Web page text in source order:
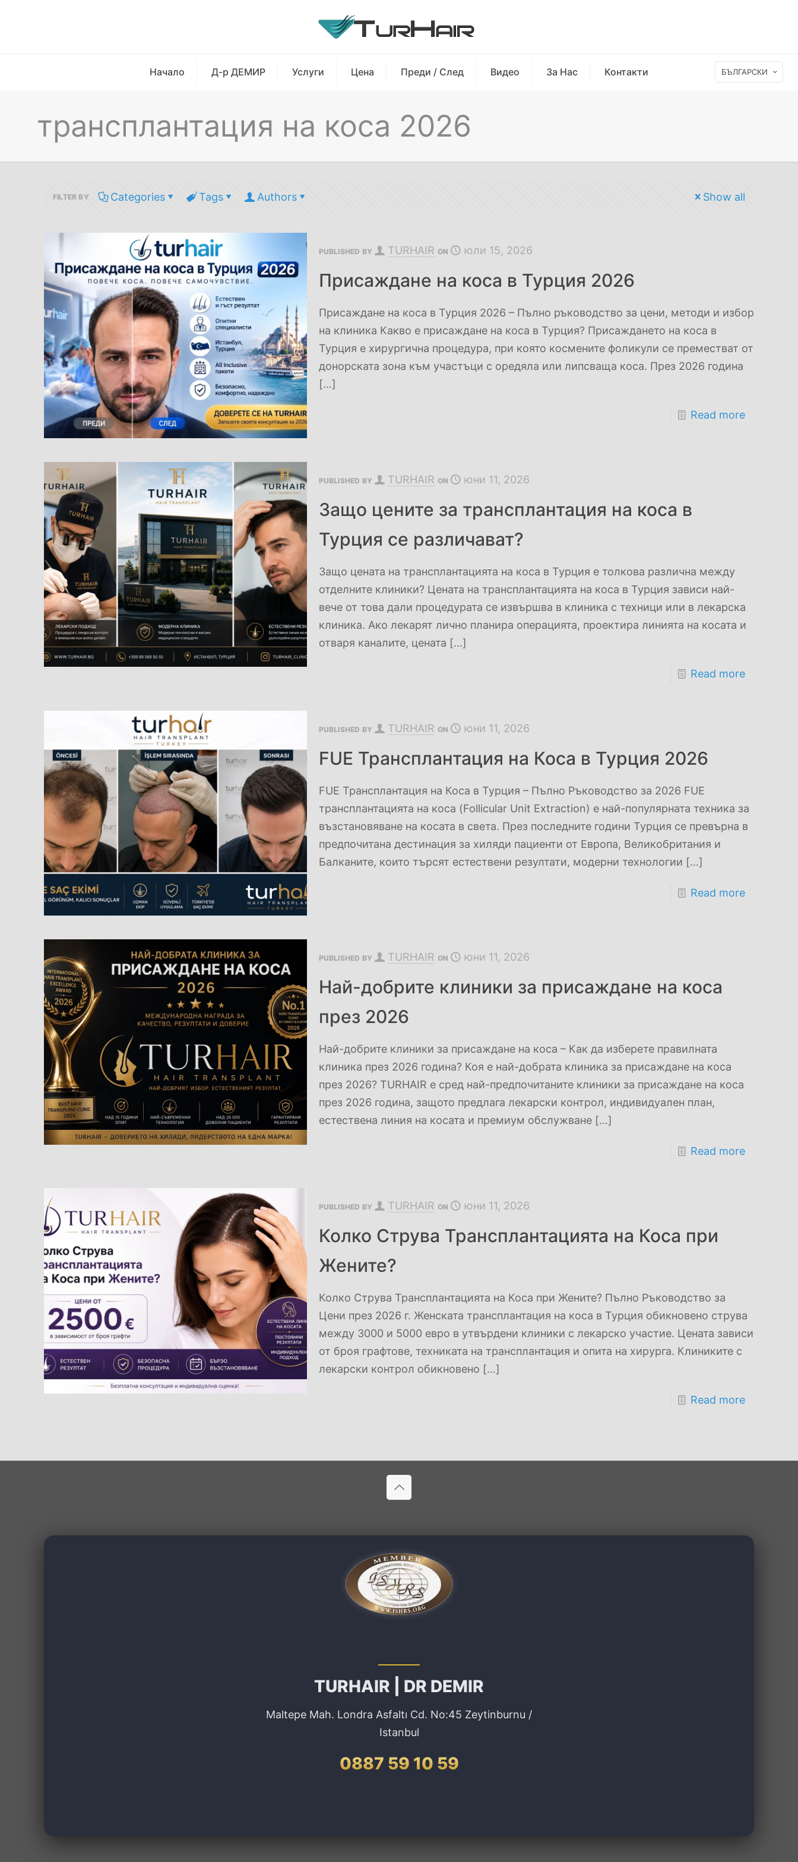
Начало Д-р ДЕМИР Услуги Цена Преди / След Видео За Нас Контакти БЪЛГАРСКИ
трансплантация на коса 2026
FILTER BY Categories Tags Authors Show all
PUBLISHED BY TURHAIR ON юли 15, 2026
Присаждане на коса в Турция 2026
Присаждане на коса в Турция 2026 – Пълно ръководство за цени, методи и избор
на клиника Какво е присаждане на коса в Турция? Присаждането на коса в
Турция е хирургична процедура, при която космените фоликули се преместват от
донорската зона към участъци с оредяла или липсваща коса. През 2026 година
[…]
Read more
PUBLISHED BY TURHAIR ON юни 11, 2026
Защо цените за трансплантация на коса в
Турция се различават?
Защо цената на трансплантацията на коса в Турция е толкова различна между
отделните клиники? Цената на трансплантацията на коса в Турция зависи най-
вече от това дали процедурата се извършва в клиника с техници или в лекарска
клиника. Ако лекарят лично планира операцията, проектира линията на косата и
отваря каналите, цената […]
Read more
PUBLISHED BY TURHAIR ON юни 11, 2026
FUE Трансплантация на Коса в Турция 2026
FUE Трансплантация на Коса в Турция – Пълно Ръководство за 2026 FUE
трансплантацията на коса (Follicular Unit Extraction) е най-популярната техника за
възстановяване на косата в света. През последните години Турция се превърна в
предпочитана дестинация за хиляди пациенти от Европа, Великобритания и
Балканите, които търсят естествени резултати, модерни технологии […]
Read more
PUBLISHED BY TURHAIR ON юни 11, 2026
Най-добрите клиники за присаждане на коса
през 2026
Най-добрите клиники за присаждане на коса – Как да изберете правилната
клиника през 2026 година? Коя е най-добрата клиника за присаждане на коса
през 2026? TURHAIR е сред най-предпочитаните клиники за присаждане на коса
през 2026 година, защото предлага лекарски контрол, индивидуален план,
естествена линия на косата и премиум обслужване[…]
Read more
PUBLISHED BY TURHAIR ON юни 11, 2026
Колко Струва Трансплантацията на Коса при
Жените?
Колко Струва Трансплантацията на Коса при Жените? Пълно Ръководство за
Цени през 2026 г. Женската трансплантация на коса в Турция обикновено струва
между 3000 и 5000 евро в утвърдени клиники с лекарско участие. Цената зависи
от броя графтове, техниката на трансплантация и опита на хирурга. Клиниките с
лекарски контрол обикновено […]
Read more
TURHAIR | DR DEMIR
Maltepe Mah. Londra Asfaltı Cd. No:45 Zeytinburnu /
Istanbul
0887 59 10 59